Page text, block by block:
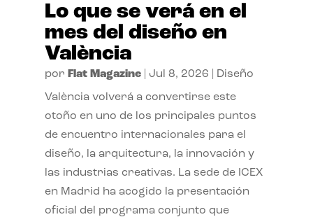
Lo que se verá en el
mes del diseño en
València
por Flat Magazine| Jul 8, 2026 Diseño
València volverá a convertirse este
otoño en uno de los principales puntos
de encuentro internacionales para el
diseño, la arquitectura, la innovación y
las industrias creativas. La sede de ICEX
en Madrid ha acogido la presentación
oficial del programa conjunto que